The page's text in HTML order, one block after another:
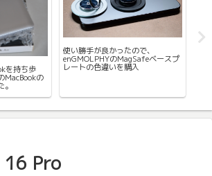
を持ち歩
MacBookの
使い勝手が良かったので、
enGMOLPHYのMagSafeベースプ
レートの色違いを購入
16 Pro